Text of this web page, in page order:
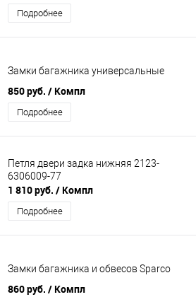
Подробнее
Замки багажника универсальные
850 руб. / Компл
Подробнее
Петля двери задка нижняя 2123-
6306009-77
1 810 руб. / Компл
Подробнее
Замки багажника и обвесов Sparco
860 руб. / Компл